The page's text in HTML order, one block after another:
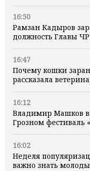
16:50
Рамзан Кадыров
должность Главы ЧР
16:47
Почему кошки
рассказала
16:12
Владимир Машков
Грозном фестиваль
16:02
Неделя
важно знать